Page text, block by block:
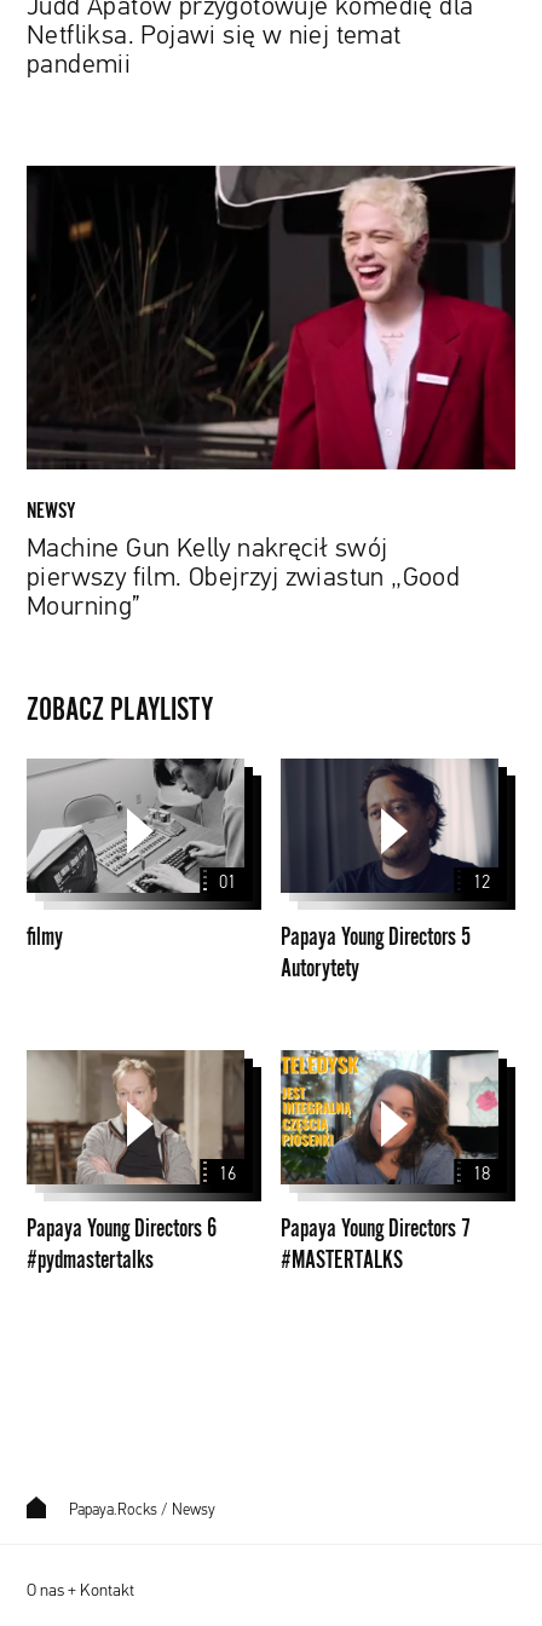
Judd Apatow przygotowuje komedię dla
Netfliksa. Pojawi się w niej temat
pandemii
swój
Mourning”
NEWSY
Machine Gun Kelly nakręcił swój
pierwszy film. Obejrzyj zwiastun „Good
Mourning”
ZOBACZ PLAYLISTY
filmy
01
filmy
Autorytety
12
Papaya Young Directors 5
Autorytety
Papaya
Directors
6
#pydmastertalks
16
Papaya Young Directors 6
#pydmastertalks
Papaya
Young
Directors
7
#MASTERTALKS
18
Papaya Young Directors 7
#MASTERTALKS
Papaya.Rocks / Newsy
O nas + Kontakt